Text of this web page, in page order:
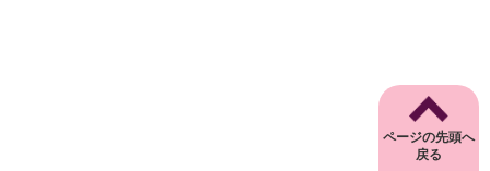
ページの先頭へ
戻る